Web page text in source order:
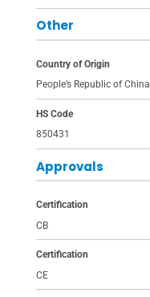
Other
Country of Origin
People’s Republic of China
HS Code
850431
Approvals
Certification
CB
Certification
CE